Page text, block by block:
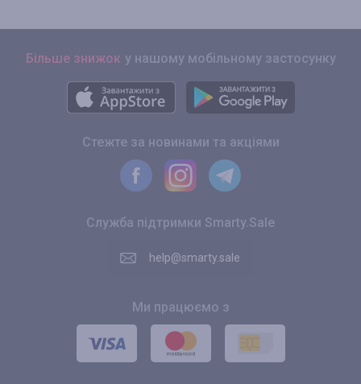
Більше знижок у нашому мобільному застосунку
Стежте за новинами та акціями
Служба підтримки Smarty.Sale
help@smarty.sale
Ми працюємо з